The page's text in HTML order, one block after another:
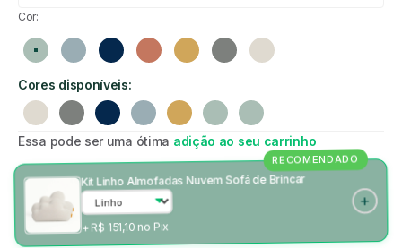
Cor:
Verde Azul claroAzul marinho
Rosa MostardaCinza Linho
Cores disponíveis:
Linho Cinza Azul marinhoAzul claroMostardaVerde Verde
Essa pode ser uma ótima adição ao seu carrinho
RECOMENDADO
Kit Linho Almofadas Nuvem Sofá de Brincar
+ R$ 151,10 no Pix